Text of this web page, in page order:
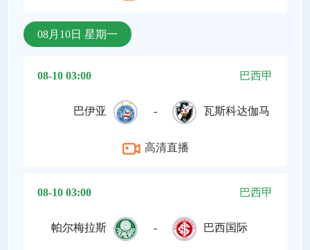
08月10日 星期一
08-10 03:00 巴西甲
巴伊亚 - 瓦斯科达伽马
高清直播
08-10 03:00 巴西甲
帕尔梅拉斯 - 巴西国际